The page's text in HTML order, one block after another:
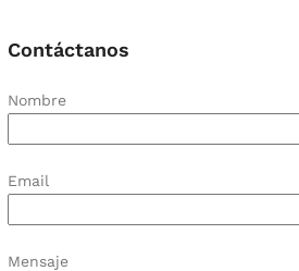
Contáctanos
Nombre
Email
Mensaje